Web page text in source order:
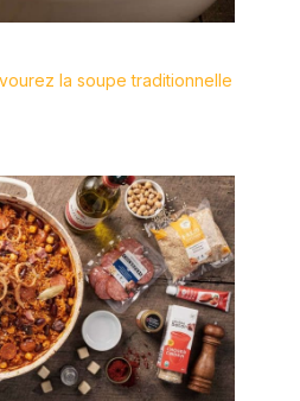
la soupe traditionnelle